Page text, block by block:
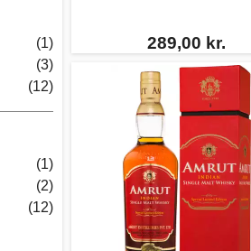
(1)
(3)
(12)
(1)
(2)
(12)
289,00 kr.